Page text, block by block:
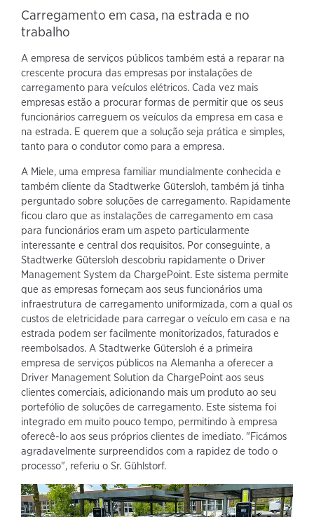
Carregamento em casa, na estrada e no
trabalho
A empresa de serviços públicos também está a reparar na
crescente procura das empresas por instalações de
carregamento para veículos elétricos. Cada vez mais
empresas estão a procurar formas de permitir que os seus
funcionários carreguem os veículos da empresa em casa e
na estrada. E querem que a solução seja prática e simples,
tanto para o condutor como para a empresa.
A Miele, uma empresa familiar mundialmente conhecida e
também cliente da Stadtwerke Gütersloh, também já tinha
perguntado sobre soluções de carregamento. Rapidamente
ficou claro que as instalações de carregamento em casa
para funcionários eram um aspeto particularmente
interessante e central dos requisitos. Por conseguinte, a
Stadtwerke Gütersloh descobriu rapidamente o Driver
Management System da ChargePoint. Este sistema permite
que as empresas forneçam aos seus funcionários uma
infraestrutura de carregamento uniformizada, com a qual os
custos de eletricidade para carregar o veículo em casa e na
estrada podem ser facilmente monitorizados, faturados e
reembolsados. A Stadtwerke Gütersloh é a primeira
empresa de serviços públicos na Alemanha a oferecer a
Driver Management Solution da ChargePoint aos seus
clientes comerciais, adicionando mais um produto ao seu
portefólio de soluções de carregamento. Este sistema foi
integrado em muito pouco tempo, permitindo à empresa
oferecê-lo aos seus próprios clientes de imediato. "Ficámos
agradavelmente surpreendidos com a rapidez de todo o
processo", referiu o Sr. Gühlstorf.